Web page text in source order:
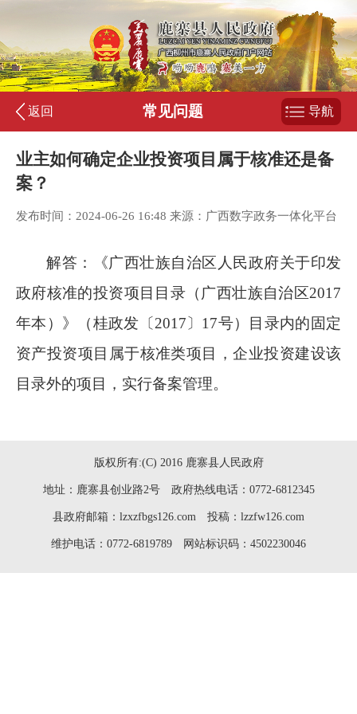
返回 常见问题 导航
业主如何确定企业投资项目属于核准还是备
案？
发布时间：2024-06-26 16:48 来源：广西数字政务一体化平台
解答：《广西壮族自治区人民政府关于印发
政府核准的投资项目目录（广西壮族自治区2017
年本）》（桂政发〔2017〕17号）目录内的固定
资产投资项目属于核准类项目，企业投资建设该
目录外的项目，实行备案管理。
版权所有:(C) 2016 鹿寨县人民政府
地址：鹿寨县创业路2号 政府热线电话：0772-6812345
县政府邮箱：lzxzfbgs126.com 投稿：lzzfw126.com
维护电话：0772-6819789 网站标识码：4502230046